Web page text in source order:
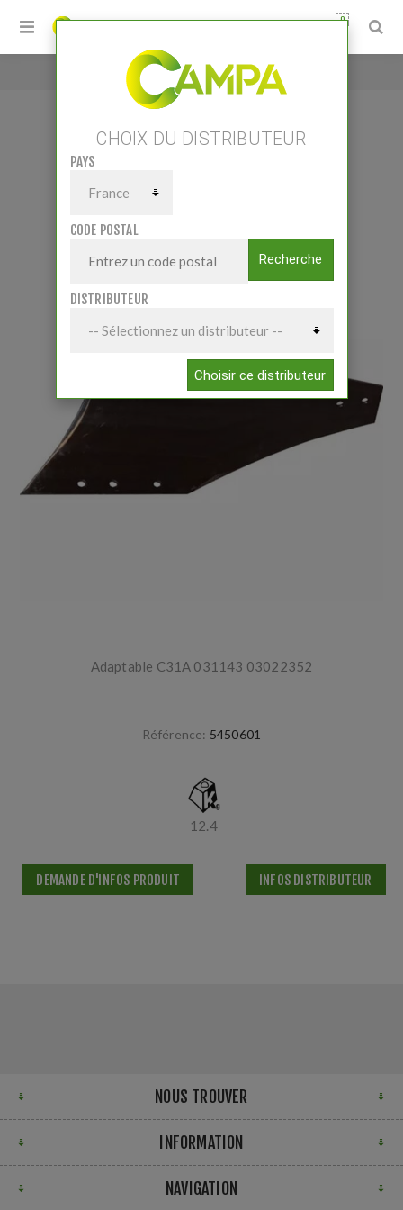
0
/ VERSOIR BORE GAUCHE NAUD
VERSOIR BORE GAUCHE NAUD
Adaptable C31A 031143 03022352
Référence: 5450601
12.4
DEMANDE D'INFOS PRODUIT INFOS DISTRIBUTEUR
NOUS TROUVER
INFORMATION
NAVIGATION
CHOIX DU DISTRIBUTEUR
PAYS
CODE POSTAL
Recherche
DISTRIBUTEUR
Choisir ce distributeur